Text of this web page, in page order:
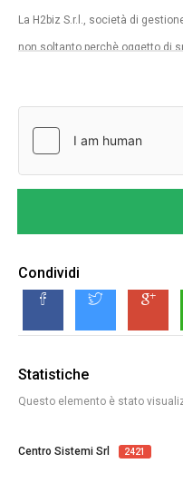
Condividi
Statistiche
Questo elemento è stato
Centro Sistemi Srl 2421